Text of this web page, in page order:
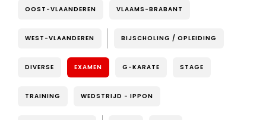
OOST-VLAANDEREN VLAAMS-BRABANT
WEST-VLAANDEREN BIJSCHOLING / OPLEIDING
DIVERSE EXAMEN G-KARATE STAGE
TRAINING WEDSTRIJD - IPPON